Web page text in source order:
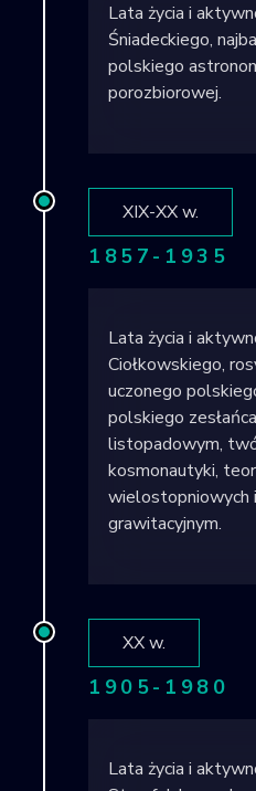
Lata życia i
Śniadeckiego,
polskiego
porozbiorowej.
1857-1935
Lata życia i
Ciołkowskiego,
uczonego
polskiego
listopadowym,
kosmonautyki,
wielostopniowych
grawitacyjnym.
XIX-XX w.
1905-1980
Lata życia i
XX w.